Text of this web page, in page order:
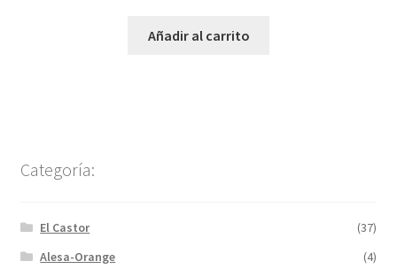
Añadir al carrito
Categoría:
El Castor
(37)
Alesa-Orange
(4)